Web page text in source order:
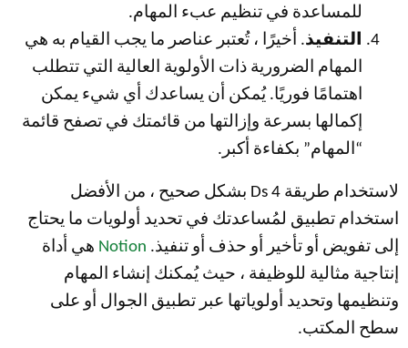
للمساعدة في تنظيم عبء المهام.
التنفيذ. أخيرًا ، تُعتبر عناصر ما يجب القيام به هي
المهام الضرورية ذات الأولوية العالية التي تتطلب
اهتمامًا فوريًا. يُمكن أن يساعدك أي شيء يمكن
إكمالها بسرعة وإزالتها من قائمتك في تصفح قائمة
“المهام” بكفاءة أكبر.
لاستخدام طريقة 4 Ds بشكل صحيح ، من الأفضل
استخدام تطبيق لمُساعدتك في تحديد أولويات ما يحتاج
إلى تفويض أو تأخير أو حذف أو تنفيذ. Notion هي أداة
إنتاجية مثالية للوظيفة ، حيث يُمكنك إنشاء المهام
وتنظيمها وتحديد أولوياتها عبر تطبيق الجوال أو على
سطح المكتب.